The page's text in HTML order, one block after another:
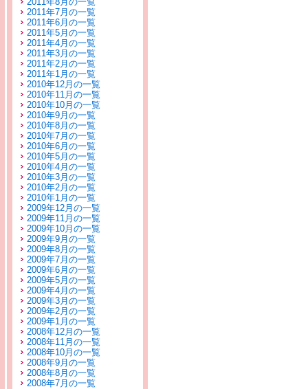
2011年7月の一覧
2011年6月の一覧
2011年5月の一覧
2011年4月の一覧
2011年3月の一覧
2011年2月の一覧
2011年1月の一覧
2010年12月の一覧
2010年11月の一覧
2010年10月の一覧
2010年9月の一覧
2010年8月の一覧
2010年7月の一覧
2010年6月の一覧
2010年5月の一覧
2010年4月の一覧
2010年3月の一覧
2010年2月の一覧
2010年1月の一覧
2009年12月の一覧
2009年11月の一覧
2009年10月の一覧
2009年9月の一覧
2009年8月の一覧
2009年7月の一覧
2009年6月の一覧
2009年5月の一覧
2009年4月の一覧
2009年3月の一覧
2009年2月の一覧
2009年1月の一覧
2008年12月の一覧
2008年11月の一覧
2008年10月の一覧
2008年9月の一覧
2008年8月の一覧
2008年7月の一覧